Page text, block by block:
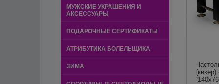
МУЖСКИЕ УКРАШЕНИЯ И
АКСЕССУАРЫ
ПОДАРОЧНЫЕ СЕРТИФИКАТЫ
АТРИБУТИКА БОЛЕЛЬЩИКА
ЗИМА